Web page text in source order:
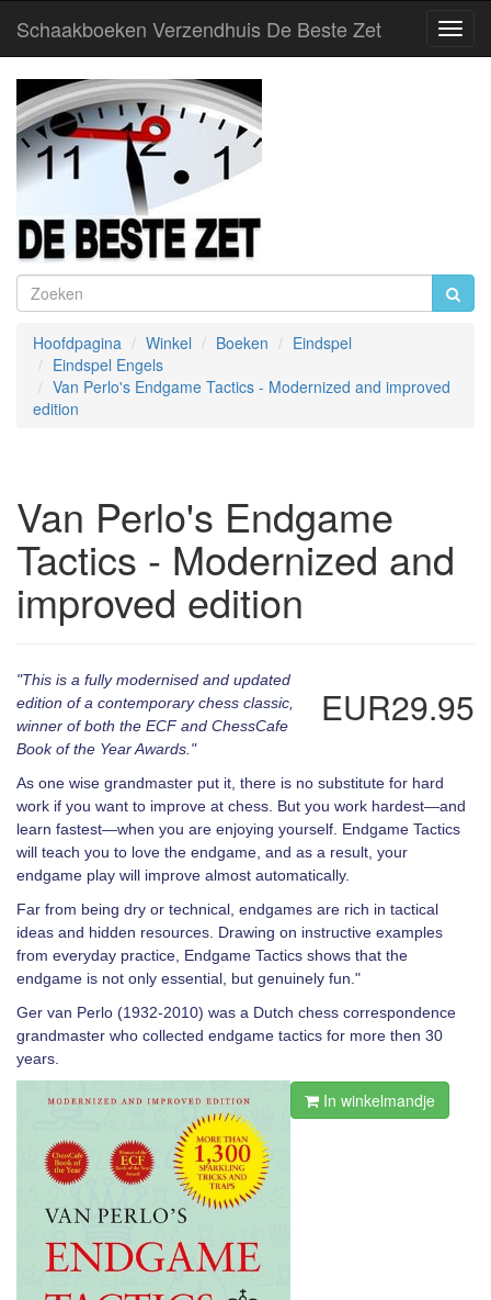
Schaakboeken Verzendhuis De Beste Zet
Hoofdpagina Winkel Boeken
Eindspel
Eindspel Engels
Van Perlo's Endgame Tactics - Modernized and improved
edition
Van Perlo's Endgame
Tactics - Modernized and
improved edition
EUR29.95
"This is a fully modernised and updated
edition of a contemporary chess classic,
winner of both the ECF and ChessCafe
Book of the Year Awards."
As one wise grandmaster put it, there is no substitute for hard
work if you want to improve at chess. But you work hardest—and
learn fastest—when you are enjoying yourself. Endgame Tactics
will teach you to love the endgame, and as a result, your
endgame play will improve almost automatically.
Far from being dry or technical, endgames are rich in tactical
ideas and hidden resources. Drawing on instructive examples
from everyday practice, Endgame Tactics shows that the
endgame is not only essential, but genuinely fun."
Ger van Perlo (1932-2010) was a Dutch chess correspondence
grandmaster who collected endgame tactics for more then 30
years.
In winkelmandje